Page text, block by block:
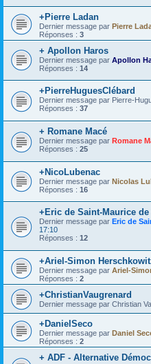
+Pierre Ladan
Dernier message par Pierre
Réponses : 3
+ Apollon Haros
Dernier message par Apollon
Réponses : 14
+PierreHuguesClébard
Dernier message par Pierre-
Réponses : 37
+ Romane Macé
Dernier message par Romane
Réponses : 25
+NicoLubenac
Dernier message par Nicolas
Réponses : 16
+Eric de Saint-Maurice
Dernier message par Eric de
17:10
Réponses : 12
+Ariel-Simon
Dernier message par Ariel-
Réponses : 2
+ChristianVaugrenard
Dernier message par Christian
+DanielSeco
Dernier message par Daniel
Réponses : 2
+ ADF - Alternative